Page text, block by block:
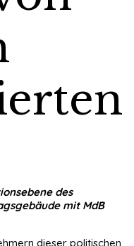
des
mit MdB
dieser politischen